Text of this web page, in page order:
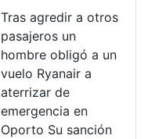
Tras agredir a otros
pasajeros un
hombre obligó a un
vuelo Ryanair a
aterrizar de
emergencia en
Oporto Su sanción